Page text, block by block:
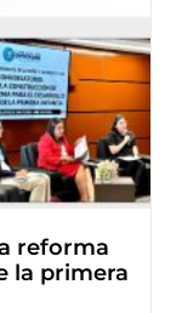
reforma
la primera